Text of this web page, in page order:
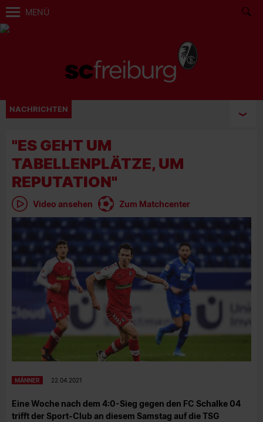
MENÜ
NACHRICHTEN
"ES GEHT UM
TABELLENPLÄTZE, UM
REPUTATION"
Video ansehen Zum Matchcenter
MÄNNER 22.04.2021
Eine Woche nach dem 4:0-Sieg gegen den FC Schalke 04
trifft der Sport-Club an diesem Samstag auf die TSG